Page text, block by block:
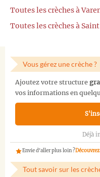
Toutes les crèches à
Toutes les crèches à
Vous gérez une crèche ?
Ajoutez votre structure
vos informations en
Déjà
Envie d'aller plus loin ?
Tout savoir sur les